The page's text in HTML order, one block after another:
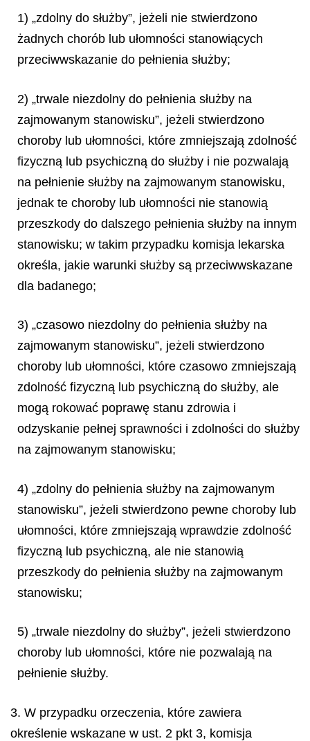
1) „zdolny do służby”, jeżeli nie stwierdzono
żadnych chorób lub ułomności stanowiących
przeciwwskazanie do pełnienia służby;
2) „trwale niezdolny do pełnienia służby na
zajmowanym stanowisku”, jeżeli stwierdzono
choroby lub ułomności, które zmniejszają zdolność
fizyczną lub psychiczną do służby i nie pozwalają
na pełnienie służby na zajmowanym stanowisku,
jednak te choroby lub ułomności nie stanowią
przeszkody do dalszego pełnienia służby na innym
stanowisku; w takim przypadku komisja lekarska
określa, jakie warunki służby są przeciwwskazane
dla badanego;
3) „czasowo niezdolny do pełnienia służby na
zajmowanym stanowisku”, jeżeli stwierdzono
choroby lub ułomności, które czasowo zmniejszają
zdolność fizyczną lub psychiczną do służby, ale
mogą rokować poprawę stanu zdrowia i
odzyskanie pełnej sprawności i zdolności do służby
na zajmowanym stanowisku;
4) „zdolny do pełnienia służby na zajmowanym
stanowisku”, jeżeli stwierdzono pewne choroby lub
ułomności, które zmniejszają wprawdzie zdolność
fizyczną lub psychiczną, ale nie stanowią
przeszkody do pełnienia służby na zajmowanym
stanowisku;
5) „trwale niezdolny do służby”, jeżeli stwierdzono
choroby lub ułomności, które nie pozwalają na
pełnienie służby.
3. W przypadku orzeczenia, które zawiera
określenie wskazane w ust. 2 pkt 3, komisja